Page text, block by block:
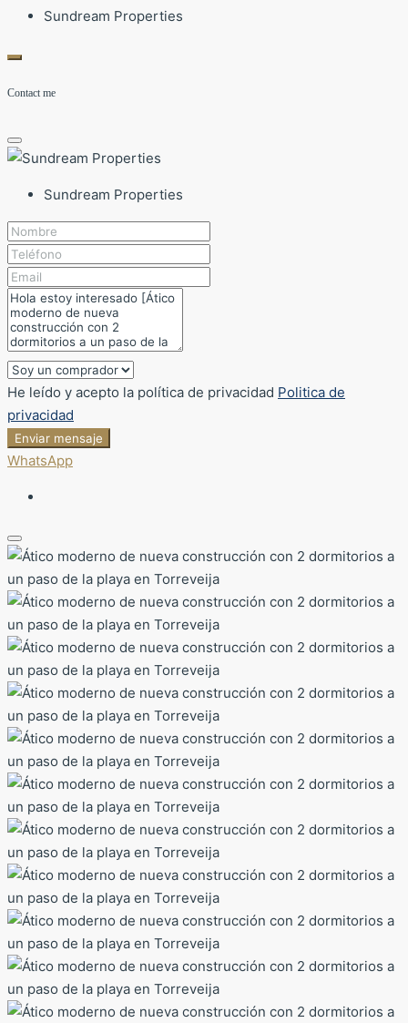
Sundream Properties
Contact me
Sundream Properties
He leído y acepto la política de privacidad Politica de
privacidad
Enviar mensaje
WhatsApp